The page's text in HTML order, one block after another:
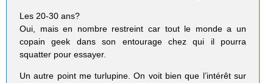
Les 20-30 ans?
Oui, mais en nombre restreint car tout le monde a un
copain geek dans son entourage chez qui il pourra
squatter pour essayer.
Un autre point me turlupine. On voit bien que l’intérêt sur